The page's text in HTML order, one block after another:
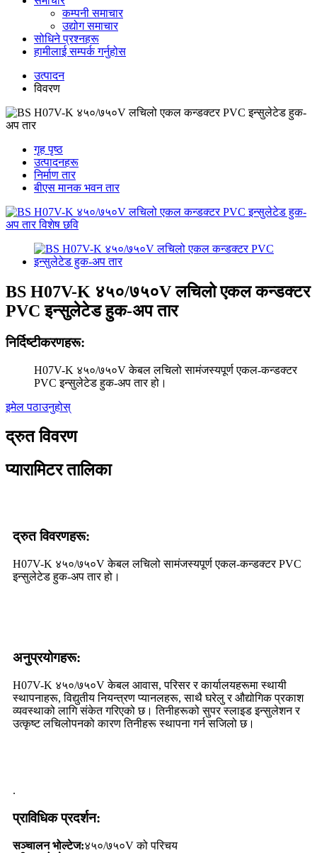
कम्पनी समाचार
उद्योग समाचार
सोधिने प्रश्नहरू
हामीलाई सम्पर्क गर्नुहोस
उत्पादन
विवरण
गृह पृष्ठ
उत्पादनहरू
निर्माण तार
बीएस मानक भवन तार
BS H07V-K ४५०/७५०V लचिलो एकल कन्डक्टर
PVC इन्सुलेटेड हुक-अप तार
निर्दिष्टीकरणहरू:
H07V-K ४५०/७५०V केबल लचिलो सामंजस्यपूर्ण एकल-कन्डक्टर
PVC इन्सुलेटेड हुक-अप तार हो।
इमेल पठाउनुहोस्
द्रुत विवरण
प्यारामिटर तालिका
द्रुत विवरणहरू:
H07V-K ४५०/७५०V केबल लचिलो सामंजस्यपूर्ण एकल-कन्डक्टर PVC
इन्सुलेटेड हुक-अप तार हो।
अनुप्रयोगहरू:
H07V-K ४५०/७५०V केबल आवास, परिसर र कार्यालयहरूमा स्थायी
स्थापनाहरू, विद्युतीय नियन्त्रण प्यानलहरू, साथै घरेलु र औद्योगिक प्रकाश
व्यवस्थाको लागि संकेत गरिएको छ। तिनीहरूको सुपर स्लाइड इन्सुलेशन र
उत्कृष्ट लचिलोपनको कारण तिनीहरू स्थापना गर्न सजिलो छ।
.
प्राविधिक प्रदर्शन:
सञ्चालन भोल्टेज:४५०/७५०V को परिचय